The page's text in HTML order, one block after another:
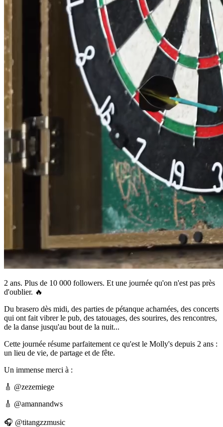
2 ans. Plus de 10 000 followers. Et une journée qu'on n'est pas près
d'oublier. 🔥
Du brasero dès midi, des parties de pétanque acharnées, des concerts
qui ont fait vibrer le pub, des tatouages, des sourires, des rencontres,
de la danse jusqu'au bout de la nuit...
Cette journée résume parfaitement ce qu'est le Molly's depuis 2 ans :
un lieu de vie, de partage et de fête.
Un immense merci à :
🎸 @zezemiege
🎸 @amannandws
🎧 @titangzzmusic